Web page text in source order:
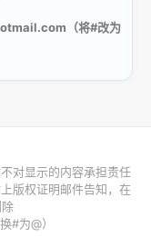
（将#改为
对显示的内容承担责任
版权证明邮件告知，在
#为@）